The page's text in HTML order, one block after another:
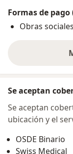
Formas de
Obras
Se aceptan
Se aceptan
ubicación y el
OSDE Binario
Swiss Medical